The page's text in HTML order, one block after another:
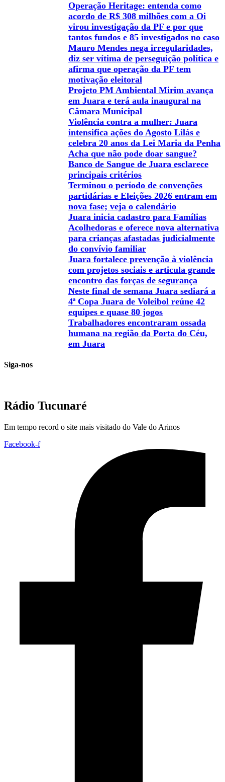
Operação Heritage: entenda como
acordo de R$ 308 milhões com a Oi
virou investigação da PF e por que
tantos fundos e 85 investigados no caso
Mauro Mendes nega irregularidades,
diz ser vítima de perseguição política e
afirma que operação da PF tem
motivação eleitoral
Projeto PM Ambiental Mirim avança
em Juara e terá aula inaugural na
Câmara Municipal
Violência contra a mulher: Juara
intensifica ações do Agosto Lilás e
celebra 20 anos da Lei Maria da Penha
Acha que não pode doar sangue?
Banco de Sangue de Juara esclarece
principais critérios
Terminou o período de convenções
partidárias e Eleições 2026 entram em
nova fase; veja o calendário
Juara inicia cadastro para Famílias
Acolhedoras e oferece nova alternativa
para crianças afastadas judicialmente
do convívio familiar
Juara fortalece prevenção à violência
com projetos sociais e articula grande
encontro das forças de segurança
Neste final de semana Juara sediará a
4ª Copa Juara de Voleibol reúne 42
equipes e quase 80 jogos
Trabalhadores encontraram ossada
humana na região da Porta do Céu,
em Juara
Siga-nos
Rádio Tucunaré
Em tempo record o site mais visitado do Vale do Arinos
Facebook-f